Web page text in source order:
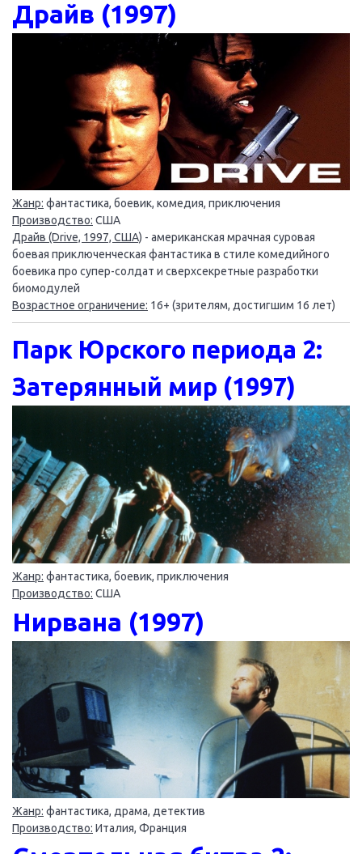
Драйв (1997)
Жанр: фантастика, боевик, комедия, приключения
Производство: США
Драйв (Drive, 1997, США) - американская мрачная суровая
боевая приключенческая фантастика в стиле комедийного
боевика про супер-солдат и сверхсекретные разработки
биомодулей
Возрастное ограничение: 16+ (зрителям, достигшим 16 лет)
Парк Юрского периода 2:
Затерянный мир (1997)
Жанр: фантастика, боевик, приключения
Производство: США
Нирвана (1997)
Жанр: фантастика, драма, детектив
Производство: Италия, Франция